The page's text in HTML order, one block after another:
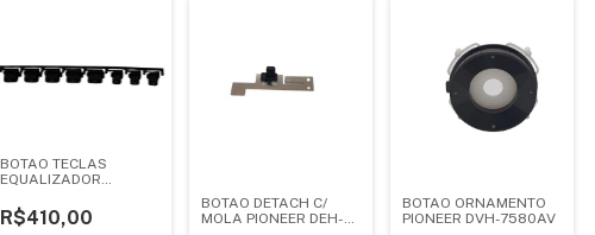
BOTAO TECLAS
EQUALIZADOR
R$410,00
BOTAO DETACH C/
MOLA PIONEER DEH-
BOTAO ORNAMENTO
PIONEER DVH-7580AV